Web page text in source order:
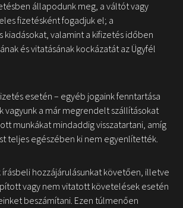
állapodunk meg, a váltót vagy
fizetésként fogadjuk el; a
valamint a kifizetés időben
és vitatásának kockázatát az Ügyfél
esetén – egyéb jogaink fenntartása
vagyunk a már megrendelt szállításokat
munkákat mindaddig visszatartani, amíg
teljes egészében ki nem egyenlítették.
hozzájárulásunkat követően, illetve
vagy nem vitatott követelések esetén
beszámítani. Ezen túlmenően